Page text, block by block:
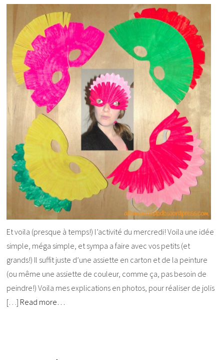
Et voila (presque à temps!) l’activité du mercredi! Voila une idée
simple, méga simple, et sympa a faire avec vos petits (et
grands!) Il suffit juste d’une assiette en carton et de la peinture
(ou même une assiette de couleur, comme ça, pas besoin de
peindre!) Voila mes explications en photos, pour réaliser de jolis
[…] Read more…